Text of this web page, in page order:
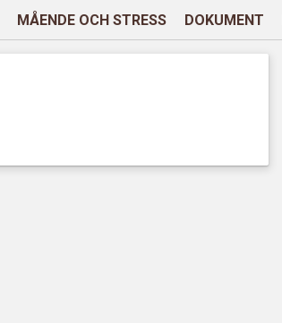
MÅENDE OCH STRESS DOKUMENT